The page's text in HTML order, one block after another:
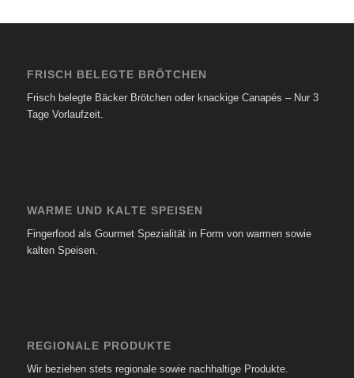
FRISCH BELEGTE BRÖTCHEN
Frisch belegte Bäcker Brötchen oder knackige Canapés – Nur 3
Tage Vorlaufzeit.
WARME UND KALTE SPEISEN
Fingerfood als Gourmet Spezialität in Form von warmen sowie
kalten Speisen.
REGIONALE PRODUKTE
Wir beziehen stets regionale sowie nachhaltige Produkte.